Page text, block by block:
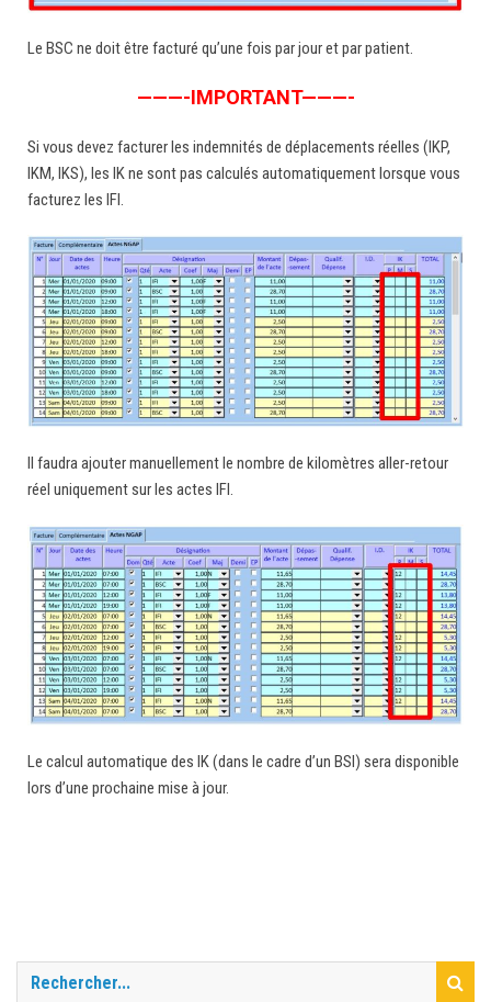
Le BSC ne doit être facturé qu’une fois par jour et par patient.
———-IMPORTANT———-
Si vous devez facturer les indemnités de déplacements réelles (IKP,
IKM, IKS), les IK ne sont pas calculés automatiquement lorsque vous
facturez les IFI.
Il faudra ajouter manuellement le nombre de kilomètres aller-retour
réel uniquement sur les actes IFI.
Le calcul automatique des IK (dans le cadre d’un BSI) sera disponible
lors d’une prochaine mise à jour.